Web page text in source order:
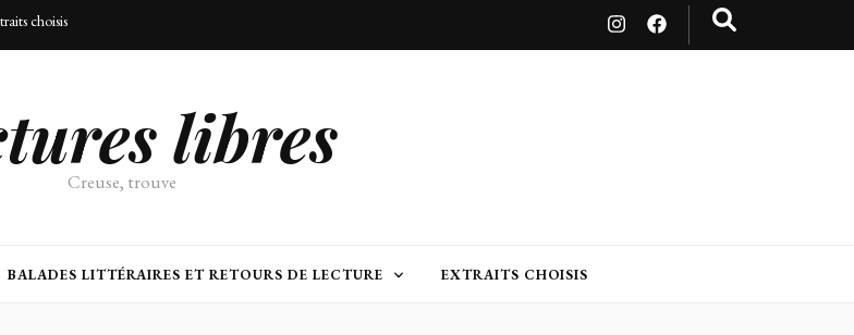
choisis
libres
Creuse, trouve
BALADES LITTÉRAIRES ET RETOURS DE LECTURE EXTRAITS CHOISIS